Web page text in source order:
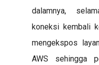
dalamnya,
koneksi kembali
mengekspos
AWS sehingga